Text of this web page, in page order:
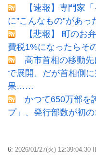
【速報】専門家
に”こんなもの”があっ
【悲報】 町のお
費税1%になったらそ
高市首相の移動
で展開、だが首相側
果……
かつて650万部を
プ」、発行部数が初
6: 2026/01/27(火) 12:39:04.30